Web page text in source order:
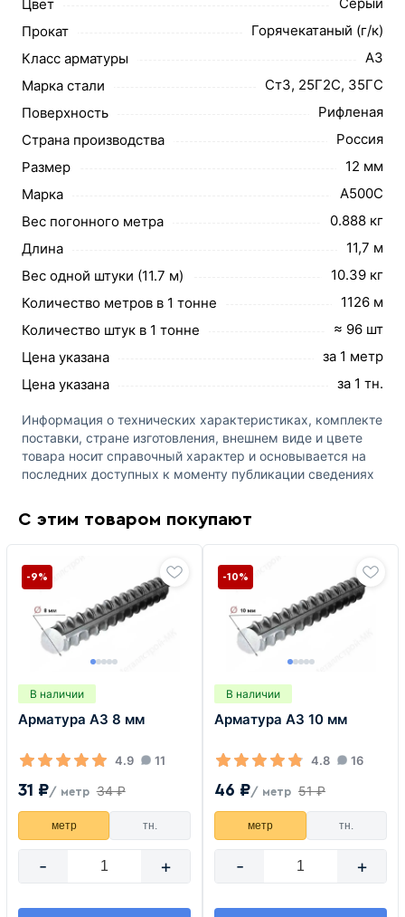
Цвет
Прокат
Горячекатаный (г/к)
Класс арматуры
А3
Марка стали
Ст3, 25Г2С, 35ГС
Поверхность
Рифленая
Страна производства
Россия
Размер
12 мм
Марка
А500С
Вес погонного метра
0.888 кг
Длина
11,7 м
Вес одной штуки (11.7 м)
10.39 кг
Количество метров в 1 тонне
1126 м
Количество штук в 1 тонне
≈ 96 шт
Цена указана
за 1 метр
Цена указана
за 1 тн.
Информация о технических характеристиках, комплекте
поставки, стране изготовления, внешнем виде и цвете
товара носит справочный характер и основывается на
последних доступных к моменту публикации сведениях
С этим товаром покупают
В наличии
Арматура А3 8 мм
4.9 11
31 ₽/ метр 34 ₽
-9%
метр тн.
- +
В наличии
Арматура А3 10 мм
4.8 16
46 ₽/ метр 51 ₽
-10%
метр тн.
- +